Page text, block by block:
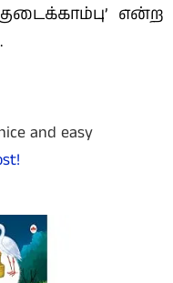
என்ற
and easy